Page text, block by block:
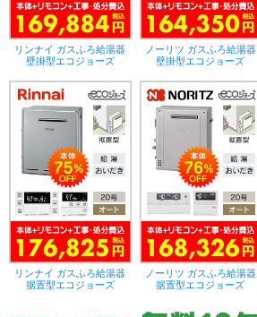
リンナイ ガスふろ給湯器
壁掛型エコジョーズ
ノーリツ ガスふろ給湯器
壁掛型エコジョーズ
リンナイ ガスふろ給湯器
据置型エコジョーズ
ノーリツ ガスふろ給湯器
据置型エコジョーズ